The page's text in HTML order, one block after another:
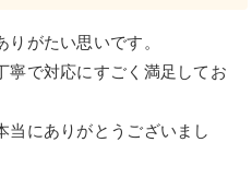
がたい思いです。
寧で対応にすごく満足してお
当にありがとうございまし